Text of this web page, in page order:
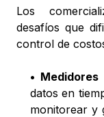
Los
desafíos que
control de
• Medidores
datos en
monitorear y